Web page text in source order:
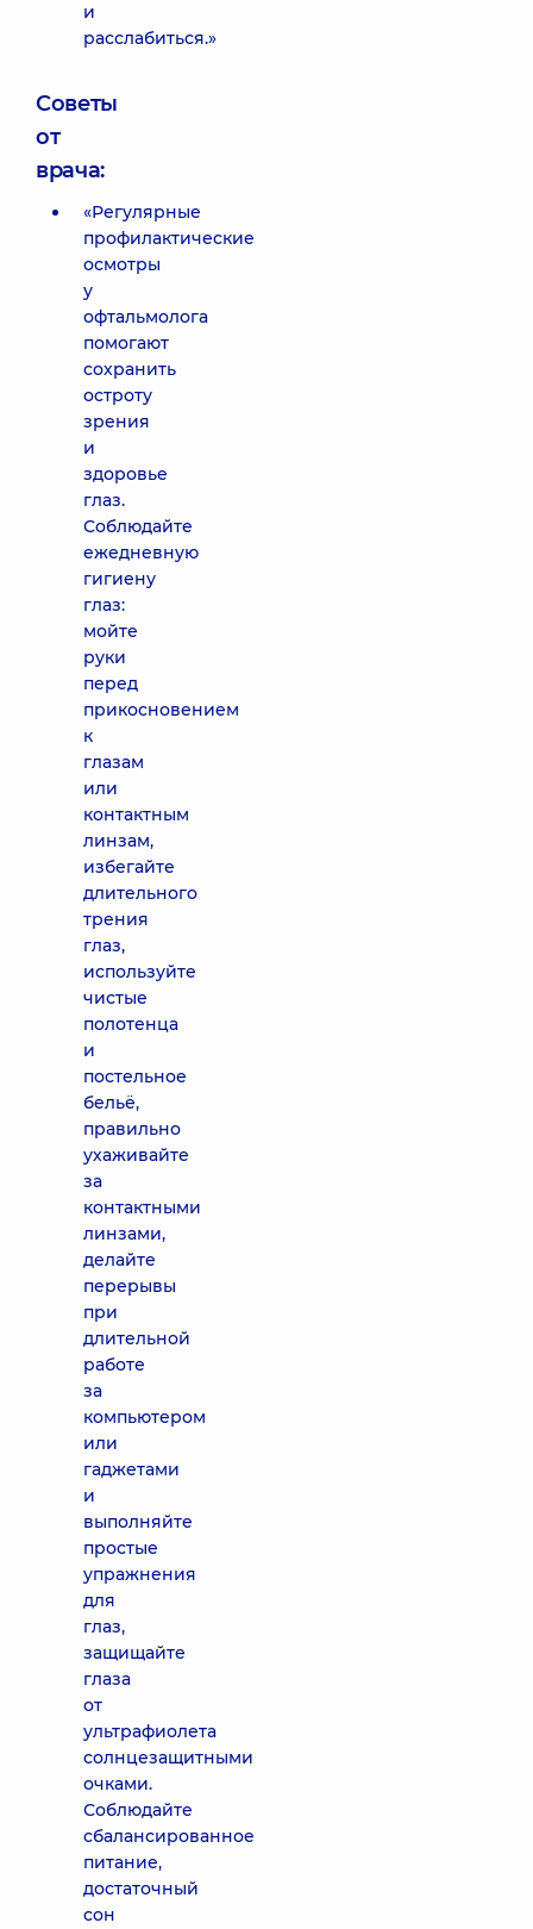
и
расслабиться.»
Советы
от
врача:
«Регулярные
профилактические
осмотры
у
офтальмолога
помогают
сохранить
остроту
зрения
и
здоровье
глаз.
Соблюдайте
ежедневную
гигиену
глаз:
мойте
руки
перед
прикосновением
к
глазам
или
контактным
линзам,
избегайте
длительного
трения
глаз,
используйте
чистые
полотенца
и
постельное
бельё,
правильно
ухаживайте
за
контактными
линзами,
делайте
перерывы
при
длительной
работе
за
компьютером
или
гаджетами
и
выполняйте
простые
упражнения
для
глаз,
защищайте
глаза
от
ультрафиолета
солнцезащитными
очками.
Соблюдайте
сбалансированное
питание,
достаточный
сон